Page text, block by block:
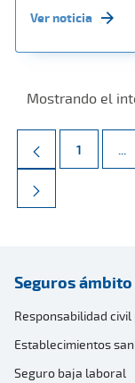
Ver noticia
Mostrando el
Página
1 ...
Seguros
Responsabilidad
Establecimientos
Seguro baja laboral